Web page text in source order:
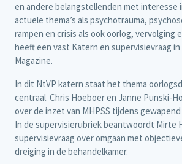
en andere belangstellenden met interesse
actuele thema’s als psychotrauma,
rampen en crisis als ook oorlog, vervolging
heeft een vast Katern en supervisievraag
Magazine.
In dit NtVP katern staat het thema
centraal. Chris Hoeboer en Janne Punski-
over de inzet van MHPSS tijdens
In de supervisierubriek beantwoordt Mirte
supervisievraag over omgaan met
dreiging in de behandelkamer.